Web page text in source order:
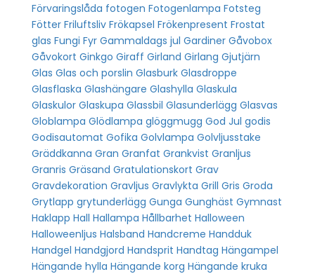
Förvaringslåda fotogen Fotogenlampa Fotsteg
Fötter Friluftsliv Frökapsel Frökenpresent Frostat
glas Fungi Fyr Gammaldags jul Gardiner Gåvobox
Gåvokort Ginkgo Giraff Girland Girlang Gjutjärn
Glas Glas och porslin Glasburk Glasdroppe
Glasflaska Glashängare Glashylla Glaskula
Glaskulor Glaskupa Glassbil Glasunderlägg Glasvas
Globlampa Glödlampa glöggmugg God Jul godis
Godisautomat Gofika Golvlampa Golvljusstake
Gräddkanna Gran Granfat Grankvist Granljus
Granris Gräsand Gratulationskort Grav
Gravdekoration Gravljus Gravlykta Grill Gris Groda
Grytlapp grytunderlägg Gunga Gunghäst Gymnast
Haklapp Hall Hallampa Hållbarhet Halloween
Halloweenljus Halsband Handcreme Handduk
Handgel Handgjord Handsprit Handtag Hängampel
Hängande hylla Hängande korg Hängande kruka